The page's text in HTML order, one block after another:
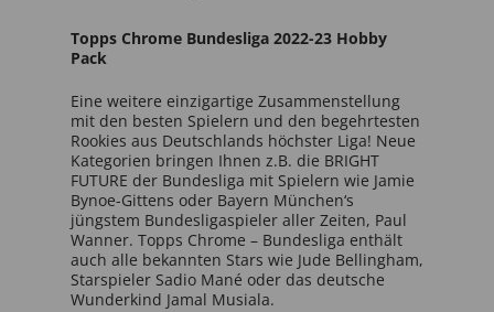
Topps Chrome Bundesliga 2022-23 Hobby
Pack
Eine weitere einzigartige Zusammenstellung
mit den besten Spielern und den begehrtesten
Rookies aus Deutschlands höchster Liga! Neue
Kategorien bringen Ihnen z.B. die BRIGHT
FUTURE der Bundesliga mit Spielern wie Jamie
Bynoe-Gittens oder Bayern München‘s
jüngstem Bundesligaspieler aller Zeiten, Paul
Wanner. Topps Chrome – Bundesliga enthält
auch alle bekannten Stars wie Jude Bellingham,
Starspieler Sadio Mané oder das deutsche
Wunderkind Jamal Musiala.